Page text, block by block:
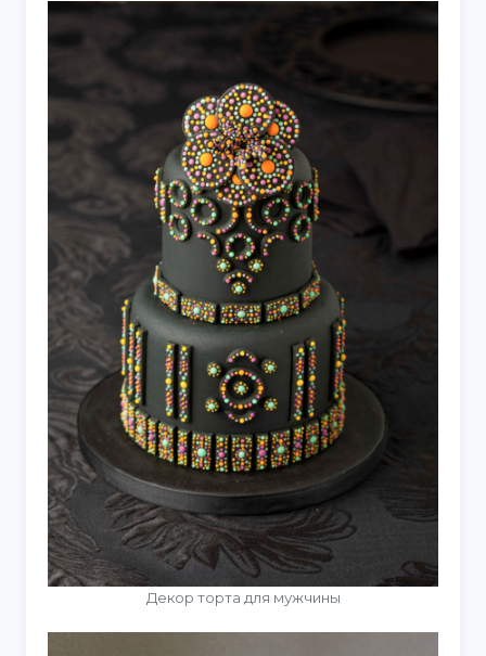
Декор торта для мужчины